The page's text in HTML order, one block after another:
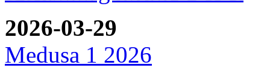
2026-03-29
Medusa 1 2026